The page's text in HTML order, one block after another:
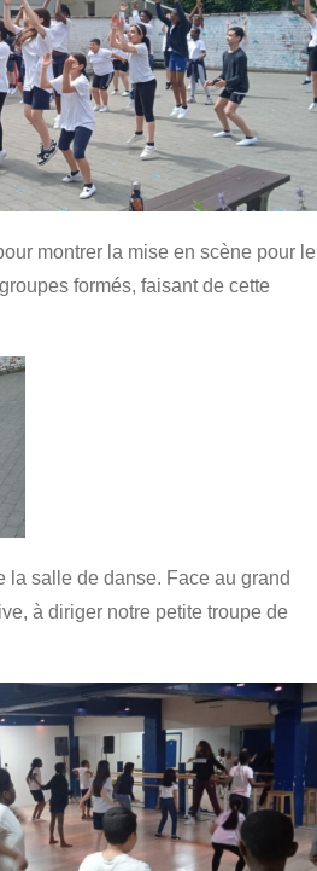
montrer la mise en scène pour le
formés, faisant de cette
la salle de danse. Face au grand
à diriger notre petite troupe de